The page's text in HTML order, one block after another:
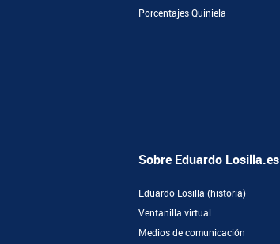
Porcentajes Quiniela
Sobre Eduardo Losilla.es
Eduardo Losilla (historia)
Ventanilla virtual
Medios de comunicación